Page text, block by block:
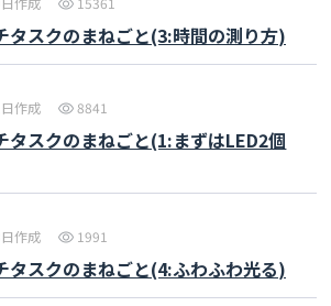
スクのまねごと(3:時間の測り方)
作成
8841
スクのまねごと(1:まずはLED2個
作成
1991
スクのまねごと(4:ふわふわ光る)